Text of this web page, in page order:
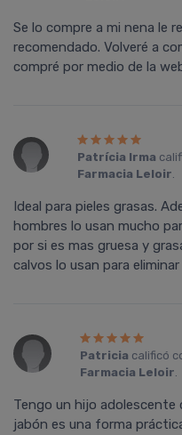
Se lo compre a mi nena le
recomendado. Volveré a
compré por medio de la
Patrí­cia Irma
Farmacia Leloir.
Ideal para pieles grasas.
hombres lo usan mucho
por si es mas gruesa y
calvos lo usan para
Patricia calificó
Farmacia Leloir.
Tengo un hijo
jabón es una forma